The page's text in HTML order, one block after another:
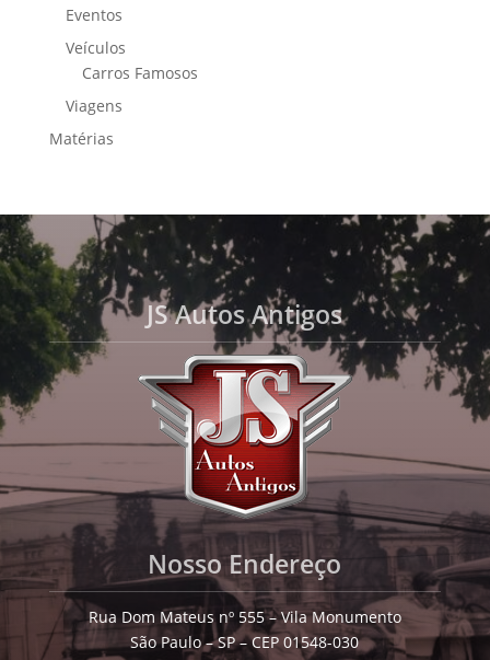
Eventos
Veículos
Carros Famosos
Viagens
Matérias
JS Autos Antigos
Nosso Endereço
Rua Dom Mateus nº 555 – Vila Monumento
São Paulo – SP – CEP 01548-030